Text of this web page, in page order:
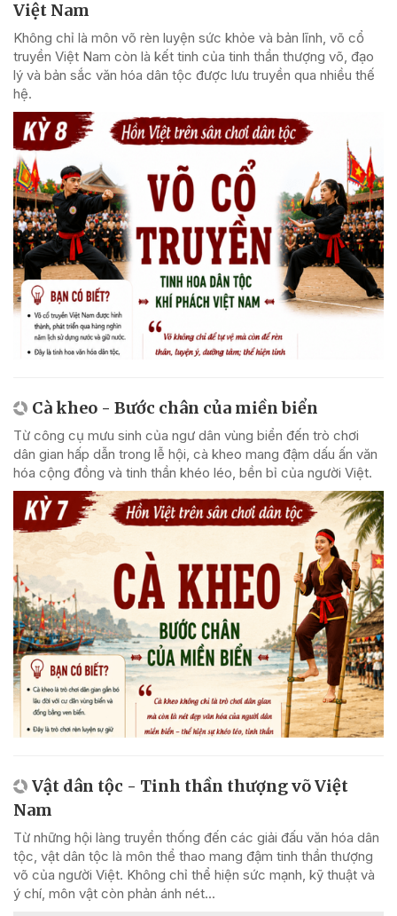
Việt Nam
Không chỉ là môn võ rèn luyện sức khỏe và bản lĩnh, võ cổ
truyền Việt Nam còn là kết tinh của tinh thần thượng võ, đạo
lý và bản sắc văn hóa dân tộc được lưu truyền qua nhiều thế
hệ.
Cà kheo - Bước chân của miền biển
Từ công cụ mưu sinh của ngư dân vùng biển đến trò chơi
dân gian hấp dẫn trong lễ hội, cà kheo mang đậm dấu ấn văn
hóa cộng đồng và tinh thần khéo léo, bền bỉ của người Việt.
Vật dân tộc - Tinh thần thượng võ Việt
Nam
Từ những hội làng truyền thống đến các giải đấu văn hóa dân
tộc, vật dân tộc là môn thể thao mang đậm tinh thần thượng
võ của người Việt. Không chỉ thể hiện sức mạnh, kỹ thuật và
ý chí, môn vật còn phản ánh nét...